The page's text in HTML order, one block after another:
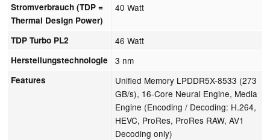
Stromverbrauch (TDP =
Thermal Design Power)
40 Watt
TDP Turbo PL2 46 Watt
Herstellungstechnologie 3 nm
Features
Unified Memory LPDDR5X-8533 (273
GB/s), 16-Core Neural Engine, Media
Engine (Encoding / Decoding: H.264,
HEVC, ProRes, ProRes RAW, AV1
Decoding only)